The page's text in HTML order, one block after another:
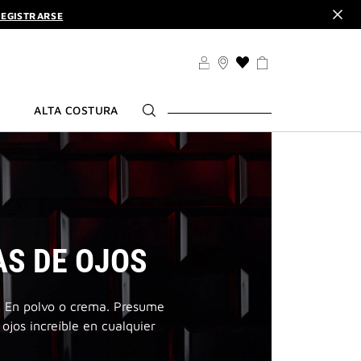
| CÓDIGO :
LISTA
ALTA COSTURA
DE OJOS
polvo o crema. Presume
increíble en cualquier